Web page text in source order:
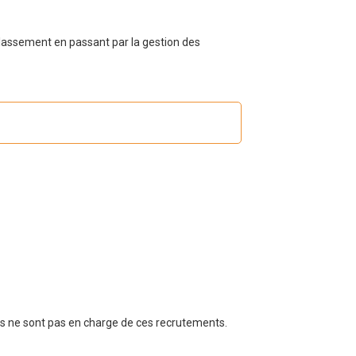
en passant par la gestion des
ne sont pas en charge de ces recrutements.